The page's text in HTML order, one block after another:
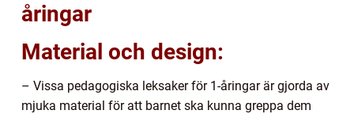
åringar
Material och design:
– Vissa pedagogiska leksaker för 1-åringar är gjorda av
mjuka material för att barnet ska kunna greppa dem